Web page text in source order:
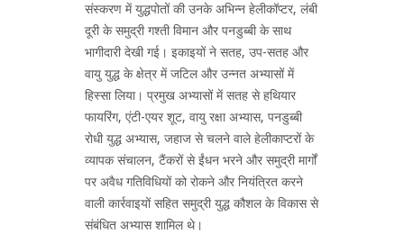
संस्करण में युद्धपोतों की उनके अभिन्न हेलीकॉप्टर, लंबी
दूरी के समुद्री गश्ती विमान और पनडुब्बी के साथ
भागीदारी देखी गई। इकाइयों ने सतह, उप-सतह और
वायु युद्ध के क्षेत्र में जटिल और उन्नत अभ्यासों में
हिस्सा लिया। प्रमुख अभ्यासों में सतह से हथियार
फायरिंग, एंटी-एयर शूट, वायु रक्षा अभ्यास, पनडुब्बी
रोधी युद्ध अभ्यास, जहाज से चलने वाले हेलीकाप्टरों के
व्यापक संचालन, टैंकरों से ईंधन भरने और समुद्री मार्गों
पर अवैध गतिविधियों को रोकने और नियंत्रित करने
वाली कार्रवाइयों सहित समुद्री युद्ध कौशल के विकास से
संबंधित अभ्यास शामिल थे।